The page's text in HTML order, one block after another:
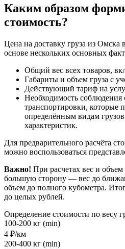
Каким образом
стоимость?
Цена на доставку груза из Омска
основе нескольких основных
Общий вес всех товаров,
Габариты и объем груза с
Действующий тариф на
Необходимость
транспортировки, которые
определённым видам
характеристик.
Для предварительного расчёта
можно воспользоваться
Важно! При расчетах вес и объем
большую сторону — вес до
объем до полного кубометра.
до целых рублей.
Определение стоимости по весу
100-200 кг (min)
4 ₽/км
200-400 кг (min)